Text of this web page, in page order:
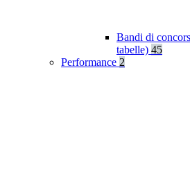
Bandi di
tabelle) 45
Performance 2